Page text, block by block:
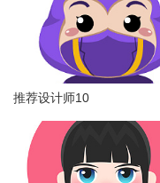
推荐设计师10